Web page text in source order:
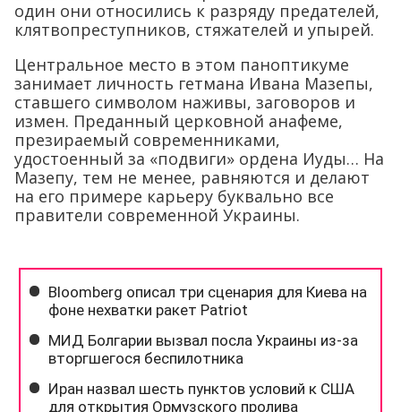
один они относились к разряду предателей,
клятвопреступников, стяжателей и упырей.
Центральное место в этом паноптикуме
занимает личность гетмана Ивана Мазепы,
ставшего символом наживы, заговоров и
измен. Преданный церковной анафеме,
презираемый современниками,
удостоенный за «подвиги» ордена Иуды… На
Мазепу, тем не менее, равняются и делают
на его примере карьеру буквально все
правители современной Украины.